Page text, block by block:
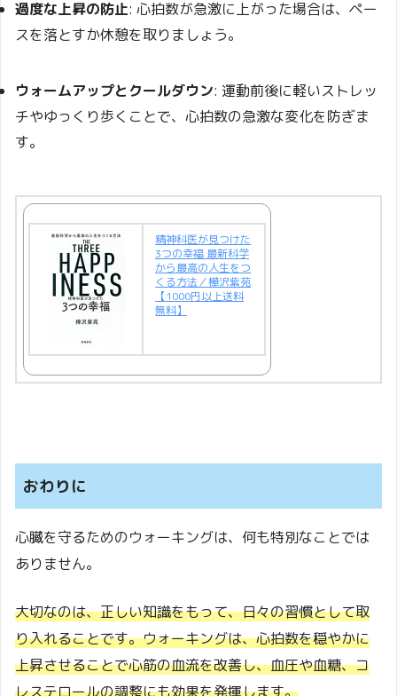
過度な上昇の防止: 心拍数が急激に上がった場合は、ペー
スを落とすか休憩を取りましょう。
ウォームアップとクールダウン: 運動前後に軽いストレッ
チやゆっくり歩くことで、心拍数の急激な変化を防ぎま
す。
精神科医が見つけた
3つの幸福 最新科学
から最高の人生をつ
くる方法／樺沢紫苑
【1000円以上送料
無料】
おわりに
心臓を守るためのウォーキングは、何も特別なことでは
ありません。
大切なのは、正しい知識をもって、日々の習慣として取
り入れることです。ウォーキングは、心拍数を穏やかに
上昇させることで心筋の血流を改善し、血圧や血糖、コ
レステロールの調整にも効果を発揮します。